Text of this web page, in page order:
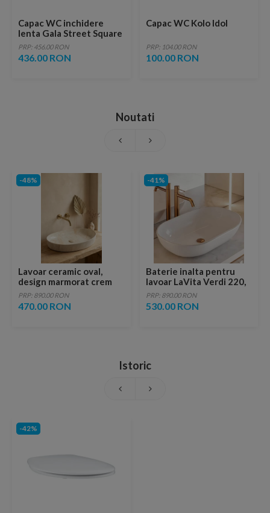
Capac WC inchidere
lenta Gala Street Square
PRP: 456.00 RON
436.00 RON
Capac WC Kolo Idol
PRP: 104.00 RON
100.00 RON
Noutati
-48%
Lavoar ceramic oval,
design marmorat crem
lucios cu vene aurii,
ventil inclus
PRP: 890.00 RON
470.00 RON
-41%
Baterie inalta pentru
lavoar LaVita Verdi 220,
fara ventil, brushed
copper
PRP: 890.00 RON
530.00 RON
Istoric
-42%